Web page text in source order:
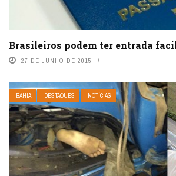
Brasileiros podem ter entrada
27 DE JUNHO DE 2015
BAHIA DESTAQUES NOTÍCIAS